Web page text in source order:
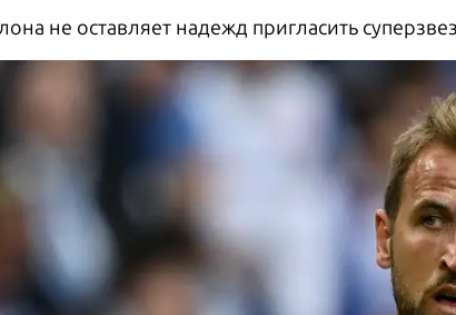
не оставляет надежд пригласить